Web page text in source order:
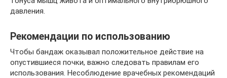
давления.
Рекомендации по использованию
Чтобы бандаж оказывал положительное действие на
опустившиеся почки, важно следовать правилам его
использования. Несоблюдение врачебных рекомендаций